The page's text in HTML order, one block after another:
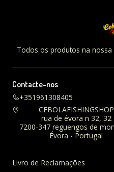
Todos os produtos na
Contacte-nos
+351961308405
CEBOLAFISHINGSHOP
rua de évora n 32, 32
7200-347 reguengos de
Évora - Portugal
Livro de Reclamações